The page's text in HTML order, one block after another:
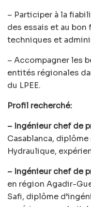
– Participer à la
des essais et au
techniques et
– Accompagner les
entités régionales
du LPEE.
Profil recherché:
– Ingénieur chef de
Casablanca,
Hydraulique,
– Ingénieur chef de
en région Agadir-
Safi, diplôme